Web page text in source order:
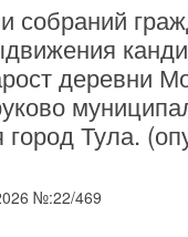
собраний
деревни
город Тула.
№:22/469